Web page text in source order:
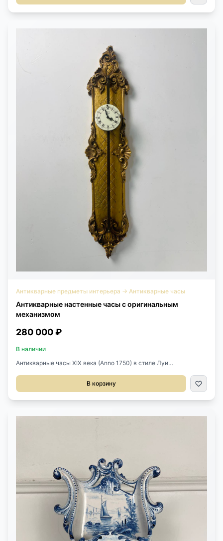
Антикварные предметы интерьера → Антикварные часы
Антикварные настенные часы с оригинальным
механизмом
280 000 ₽
В наличии
Антикварные часы XIX века (Anno 1750) в стиле Луи
заведении движутся вниз по металлическому тулову.Размер
В корзину